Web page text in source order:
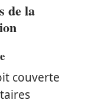
de la
couverte